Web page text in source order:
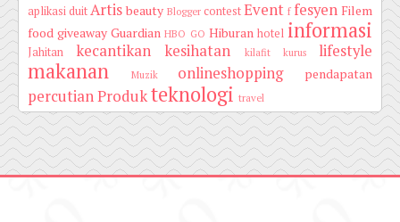
aplikasi duitArtis beauty Blogger contestEvent f fesyen Filem
food giveaway Guardian HBO GO Hiburan hotel informasi
Jahitan kecantikan kesihatan kilafit kurus lifestyle
makanan Muzik onlineshopping pendapatan
percutianProdukteknologi travel